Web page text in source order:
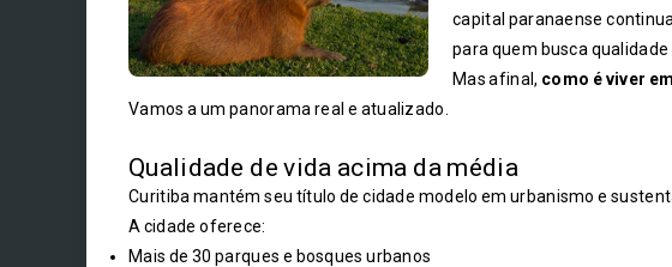
capital paranaense
para quem busca
Mas afinal, como é viver
Vamos a um panorama real e atualizado.
Qualidade de vida acima da média
Curitiba mantém seu título de cidade modelo em urbanismo e
A cidade oferece:
Mais de 30 parques e bosques urbanos